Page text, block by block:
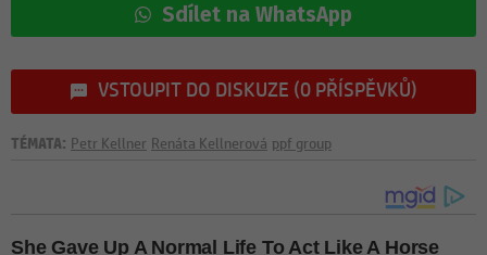
Sdílet na WhatsApp
VSTOUPIT DO DISKUZE (0 PŘÍSPĚVKŮ)
TÉMATA: Petr Kellner Renáta Kellnerová ppf group